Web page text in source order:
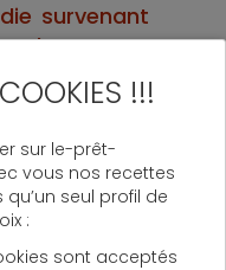
survenant
du contrat
qui
en
invalidité
prêteur
d’une assurance
!!!
sur le-prêt-
vous nos recettes
qu’un seul profil de
:
sont acceptés